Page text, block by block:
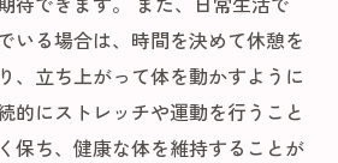
いる場合は、時間を決めて休憩を
、立ち上がって体を動かすように
的にストレッチや運動を行うこと
保ち、健康な体を維持することが